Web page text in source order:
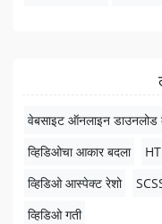
वेबसाइट ऑनलाइन डाउनलोड
व्हिडिओचा आकार बदला
व्हिडिओ आस्पेक्ट रेशो
व्हिडिओ गती